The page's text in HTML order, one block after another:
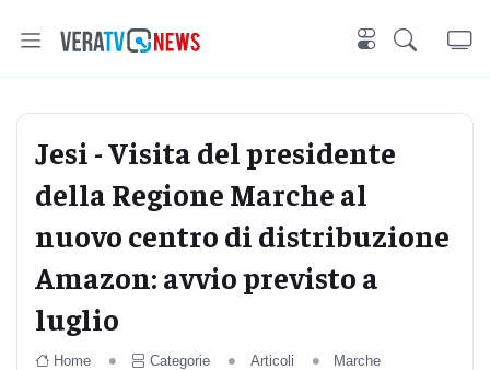
Jesi - Visita del presidente
della Regione Marche al
nuovo centro di distribuzione
Amazon: avvio previsto a
luglio
Home Categorie Articoli
Marche